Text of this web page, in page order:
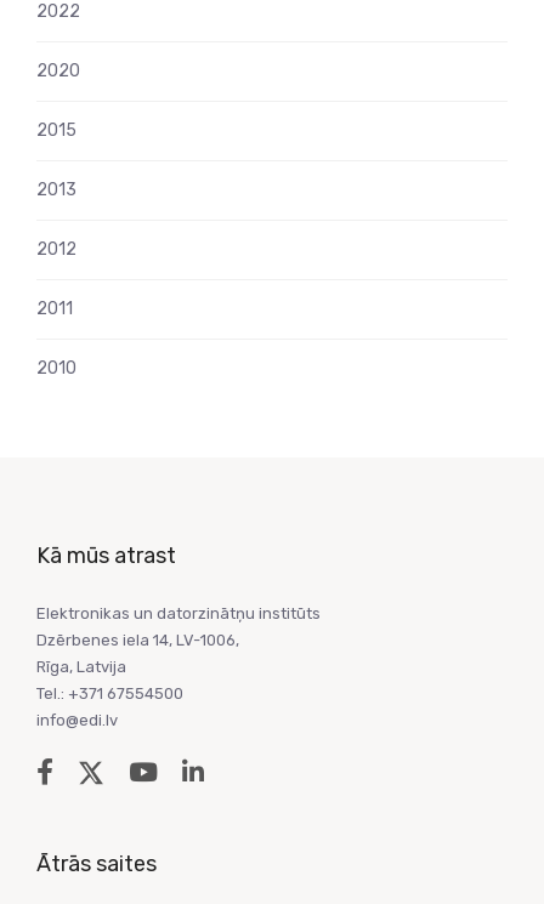
2022
2020
2015
2013
2012
2011
2010
Kā mūs atrast
Elektronikas un datorzinātņu institūts
Dzērbenes iela 14, LV-1006,
Rīga, Latvija
Tel.: +371 67554500
info@edi.lv
Ātrās saites